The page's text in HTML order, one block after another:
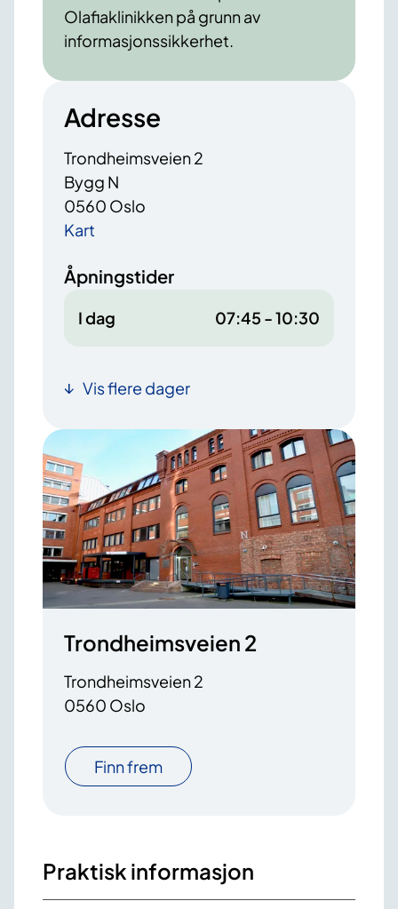
Olafiaklinikken på grunn av
informasjonssikkerhet.
Adresse
Trondheimsveien 2
Bygg N
0560 Oslo
Kart
Åpningstider
I dag 07:45 - 10:30
Vis flere dager
Trondheimsveien 2
Trondheimsveien 2
0560 Oslo
Finn frem
Praktisk informasjon